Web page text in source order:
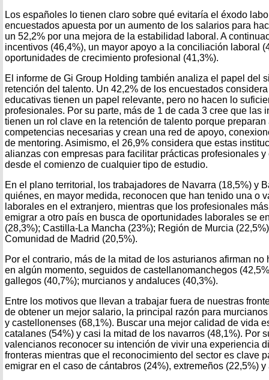
Los españoles lo tienen claro sobre qué evitaría el éxodo
encuestados apuesta por un aumento de los salarios para
un 52,2% por una mejora de la estabilidad laboral. A
incentivos (46,4%), un mayor apoyo a la conciliación laboral
oportunidades de crecimiento profesional (41,3%).
El informe de Gi Group Holding también analiza el papel del
retención del talento. Un 42,2% de los encuestados
educativas tienen un papel relevante, pero no hacen lo
profesionales. Por su parte, más de 1 de cada 3 cree que las
tienen un rol clave en la retención de talento porque
competencias necesarias y crean una red de apoyo,
de mentoring. Asimismo, el 26,9% considera que estas
alianzas con empresas para facilitar prácticas profesionales
desde el comienzo de cualquier tipo de estudio.
En el plano territorial, los trabajadores de Navarra (18,5%) y
quiénes, en mayor medida, reconocen que han tenido una o
laborales en el extranjero, mientras que los profesionales
emigrar a otro país en busca de oportunidades laborales se
(28,3%); Castilla-La Mancha (23%); Región de Murcia
Comunidad de Madrid (20,5%).
Por el contrario, más de la mitad de los asturianos afirman
en algún momento, seguidos de castellanomanchegos
gallegos (40,7%); murcianos y andaluces (40,3%).
Entre los motivos que llevan a trabajar fuera de nuestras
de obtener un mejor salario, la principal razón para
y castellonenses (68,1%). Buscar una mejor calidad de vida
catalanes (54%) y casi la mitad de los navarros (48,1%). Por
valencianos reconocer su intención de vivir una experiencia
fronteras mientras que el reconocimiento del sector es clave
emigrar en el caso de cántabros (24%), extremeños (22,5%)